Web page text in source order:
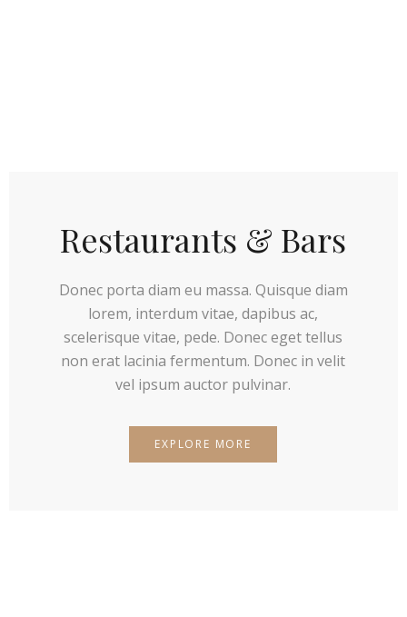
Restaurants & Bars
Donec porta diam eu massa. Quisque diam
lorem, interdum vitae, dapibus ac,
scelerisque vitae, pede. Donec eget tellus
non erat lacinia fermentum. Donec in velit
vel ipsum auctor pulvinar.
EXPLORE MORE